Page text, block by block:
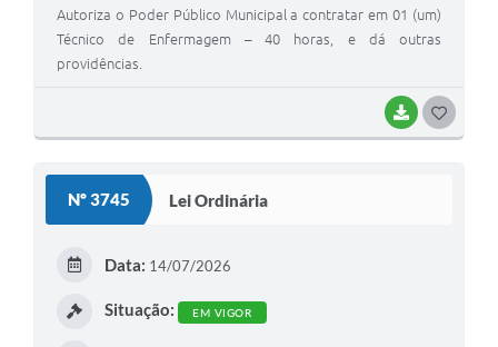
BAIXAR
Autoriza o Poder Público Municipal a contratar em 01 (um)
Técnico de Enfermagem – 40 horas, e dá outras
providências.
Nº 3745 Lei Ordinária
Data: 14/07/2026
Situação: EM VIGOR